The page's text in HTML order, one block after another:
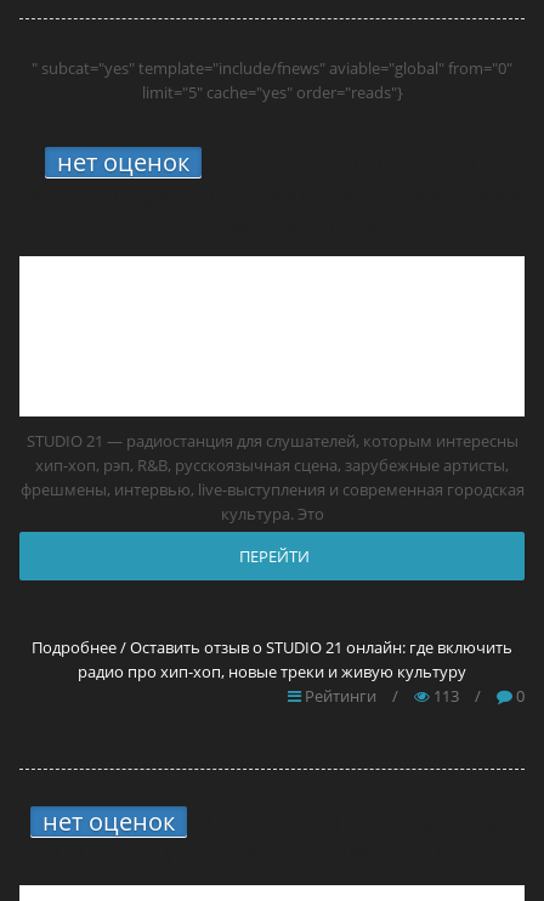
" subcat="yes" template="include/fnews" aviable="global" from="0"
limit="5" cache="yes" order="reads"}
нет оценок
STUDIO 21 — радиостанция для слушателей, которым интересны
хип-хоп, рэп, R&B, русскоязычная сцена, зарубежные артисты,
фрешмены, интервью, live-выступления и современная городская
культура. Это
ПЕРЕЙТИ
Подробнее / Оставить отзыв о STUDIO 21 онлайн: где включить
радио про хип-хоп, новые треки и живую культуру
Рейтинги
/ 113 / 0
нет оценок